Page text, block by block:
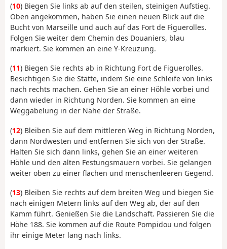
(10) Biegen Sie links ab auf den steilen, steinigen Aufstieg.
Oben angekommen, haben Sie einen neuen Blick auf die
Bucht von Marseille und auch auf das Fort de Figuerolles.
Folgen Sie weiter dem Chemin des Douaniers, blau
markiert. Sie kommen an eine Y-Kreuzung.
(11) Biegen Sie rechts ab in Richtung Fort de Figuerolles.
Besichtigen Sie die Stätte, indem Sie eine Schleife von links
nach rechts machen. Gehen Sie an einer Höhle vorbei und
dann wieder in Richtung Norden. Sie kommen an eine
Weggabelung in der Nähe der Straße.
(12) Bleiben Sie auf dem mittleren Weg in Richtung Norden,
dann Nordwesten und entfernen Sie sich von der Straße.
Halten Sie sich dann links, gehen Sie an einer weiteren
Höhle und den alten Festungsmauern vorbei. Sie gelangen
weiter oben zu einer flachen und menschenleeren Gegend.
(13) Bleiben Sie rechts auf dem breiten Weg und biegen Sie
nach einigen Metern links auf den Weg ab, der auf den
Kamm führt. Genießen Sie die Landschaft. Passieren Sie die
Höhe 188. Sie kommen auf die Route Pompidou und folgen
ihr einige Meter lang nach links.